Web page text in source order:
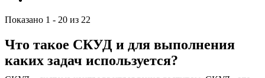
Показано 1 - 20 из 22
Что такое СКУД и для выполнения
каких задач используется?